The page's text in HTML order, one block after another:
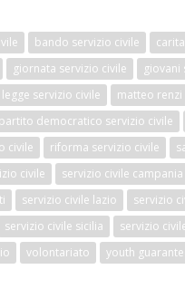
bando servizio civile
giornata servizio civile giovani
legge servizio civile matteo renzi
partito democratico servizio civile
civile
riforma servizio civile
civile servizio civile campania
servizio civile lazio servizio
servizio civile sicilia servizio
volontariato youth